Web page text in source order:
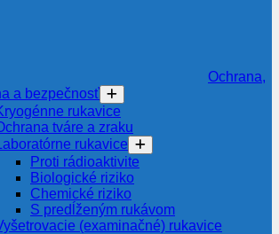
Ochrana,
a bezpečnosť
rukavice
tváre a zraku
rukavice
Proti rádioaktivite
Biologické riziko
Chemické riziko
S predĺženým rukávom
(examinačné) rukavice